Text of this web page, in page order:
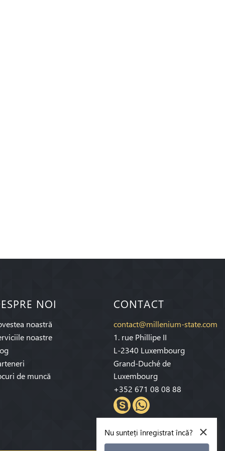
NOI
noastră
noastre
de muncă
CONTACT
contact@millenium-state.com
1. rue Phillipe II
L-2340 Luxembourg
Grand-Duché de
Luxembourg
+352 671 08 08 88
×
Nu sunteți înregistrat încă?